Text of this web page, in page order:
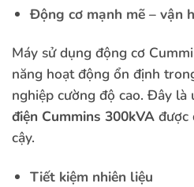
Động cơ mạnh mẽ – vận
Máy sử dụng động cơ
năng hoạt động ổn định
nghiệp cường độ cao. Đây là
điện Cummins 300kVA được
cậy.
Tiết kiệm nhiên liệu